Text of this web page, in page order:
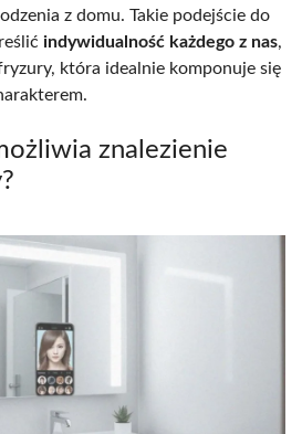
z domu. Takie podejście do
indywidualność każdego z nas,
która idealnie komponuje się
znalezienie